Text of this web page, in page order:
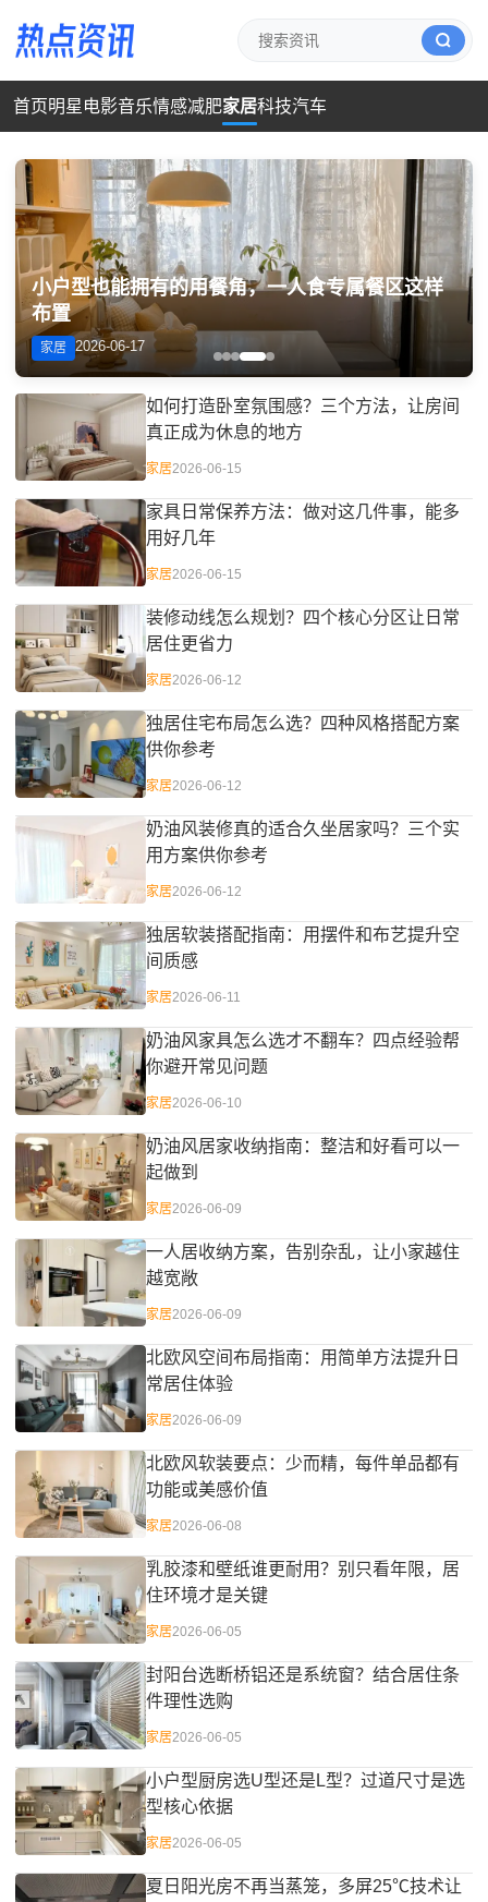
首页明星 电影音乐情感减肥家居科技汽车
小户型也能拥有的用餐角，一人食专属餐区这样
布置
家居 2026-06-17
如何打造卧室氛围感？三个方法，让房间
真正成为休息的地方
家居2026-06-15
家具日常保养方法：做对这几件事，能多
用好几年
家居2026-06-15
装修动线怎么规划？四个核心分区让日常
居住更省力
家居2026-06-12
独居住宅布局怎么选？四种风格搭配方案
供你参考
家居2026-06-12
奶油风装修真的适合久坐居家吗？三个实
用方案供你参考
家居2026-06-12
独居软装搭配指南：用摆件和布艺提升空
间质感
家居2026-06-11
奶油风家具怎么选才不翻车？四点经验帮
你避开常见问题
家居2026-06-10
奶油风居家收纳指南：整洁和好看可以一
起做到
家居2026-06-09
一人居收纳方案，告别杂乱，让小家越住
越宽敞
家居2026-06-09
北欧风空间布局指南：用简单方法提升日
常居住体验
家居2026-06-09
北欧风软装要点：少而精，每件单品都有
功能或美感价值
家居2026-06-08
乳胶漆和壁纸谁更耐用？别只看年限，居
住环境才是关键
家居2026-06-05
封阳台选断桥铝还是系统窗？结合居住条
件理性选购
家居2026-06-05
小户型厨房选U型还是L型？过道尺寸是选
型核心依据
家居2026-06-05
夏日阳光房不再当蒸笼，多屏25℃技术让